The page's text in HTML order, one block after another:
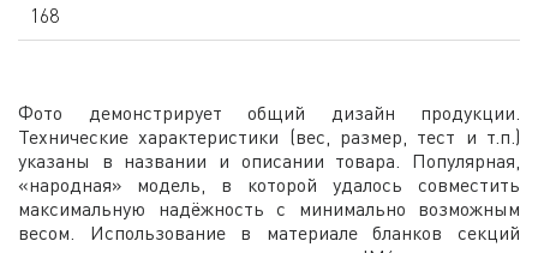
168
Фото демонстрирует общий дизайн продукции.
Технические характеристики (вес, размер, тест и т.п.)
указаны в названии и описании товара. Популярная,
«народная» модель, в которой удалось совместить
максимальную надёжность с минимально возможным
весом. Использование в материале бланков секций